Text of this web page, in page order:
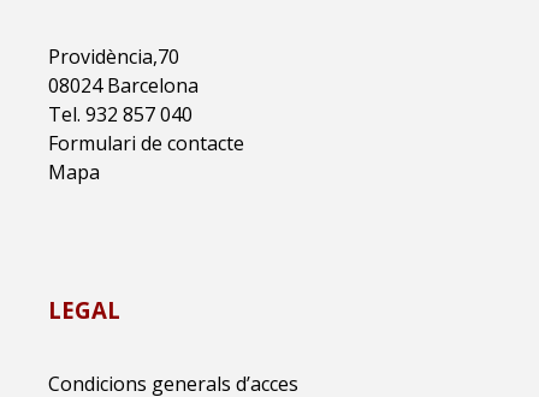
Providència,70
08024 Barcelona
Tel. 932 857 040
Formulari de contacte
Mapa
LEGAL
Condicions generals d’acces